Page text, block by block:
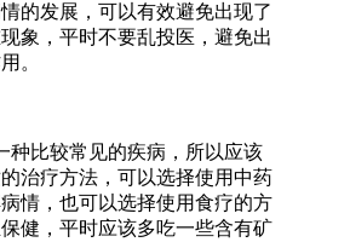
的发展，可以有效避免出现了
象，平时不要乱投医，避免出
。
种比较常见的疾病，所以应该
治疗方法，可以选择使用中药
情，也可以选择使用食疗的方
健，平时应该多吃一些含有矿